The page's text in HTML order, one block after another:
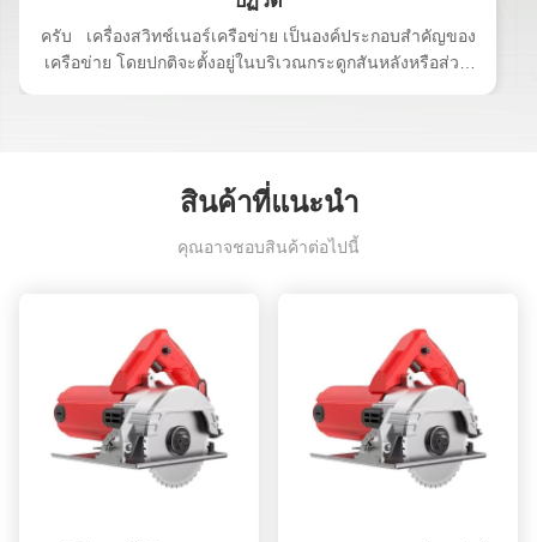
ครับ เครื่องสวิทช์เนอร์เครือข่าย เป็นองค์ประกอบสําคัญของ
เครือข่าย โดยปกติจะตั้งอยู่ในบริเวณกระดูกสันหลังหรือส่วน
ให้บริการบริการอินเตอร์เน็ต (ISPs) ผ่านรูเตอร์และการรวมของ
อย่างมีประสิทธิภาพ สวิตช์ชั้นแกนต้องมีพลังงานและความจุที่
ไปนี้อธิบายวิธีการทํางานของสวิทช์เนอร์เครือข่ายในสภาพ
แวดล้อมเครือข่าย การรวมการจราจรในเครือข่าย เครื่องสวิ
ทช์เนอร์เครือข่ายทําหน้าที่สําคัญในการรวมการจราจรเครือ
ข่ายจากแหล่งต่าง ๆ การรวมและบริหารมันอย่างมีประสิทธิภาพ
การส่งข้อมูลความเร็วสูง สวิตช์ชั้นหลักรับผิดชอบในการ
ประมวลผลและส่งต่อแพ็คเก็ตข้อมูลอย่างรวดเร็วและมี
ประสิทธิภาพ โดยใช้เทคโนโลยีสวิตช์ที่ทันสมัย การเชื่อมต่อ
สินค้าที่แนะนํา
คุณอาจชอบสินค้าต่อไปนี้